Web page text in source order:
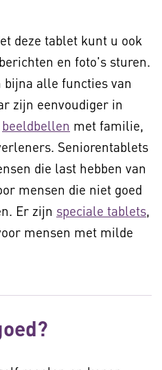
deze tablet kunt u ook
en foto's sturen.
bijna alle functies van
zijn eenvoudiger in
beeldbellen met familie,
Seniorentablets
die last hebben van
mensen die niet goed
Er zijn speciale tablets,
mensen met milde